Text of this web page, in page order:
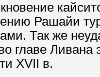
Рашайи
Так же
главе
XVII в.